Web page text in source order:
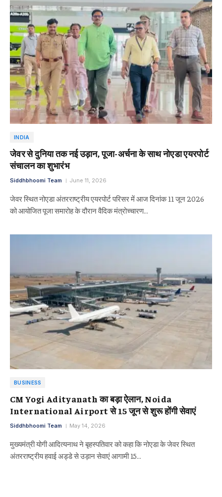
INDIA
जेवर से दुनिया तक नई उड़ान, पूजा-अर्चना के साथ नोएडा एयरपोर्ट
संचालन का शुभारंभ
Siddhbhoomi Team June 11, 2026
जेवर स्थित नोएडा अंतरराष्ट्रीय एयरपोर्ट परिसर में आज दिनांक 11 जून 2026
को आयोजित पूजा समारोह के दौरान वैदिक मंत्रोच्चारण…
BUSINESS
CM Yogi Adityanath का बड़ा ऐलान, Noida
International Airport से 15 जून से शुरू होंगी सेवाएं
Siddhbhoomi Team May 14, 2026
मुख्यमंत्री योगी आदित्यनाथ ने बृहस्पतिवार को कहा कि नोएडा के जेवर स्थित
अंतरराष्ट्रीय हवाई अड्डे से उड़ान सेवाएं आगामी 15…